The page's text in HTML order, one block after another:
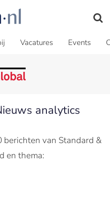
Vacatures Events
analytics
berichten van Standard &
en thema: